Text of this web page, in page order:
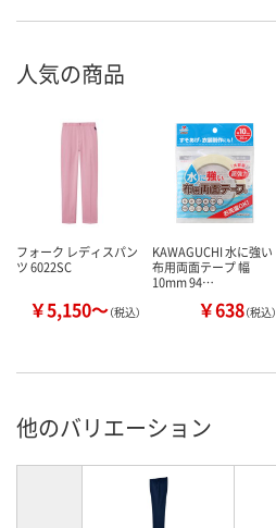
人気の商品
フォーク レディスパン
ツ 6022SC
￥5,150～（税込）
KAWAGUCHI 水に強い
布用両面テープ 幅
10mm 94…
￥638（税込）
他のバリエーション